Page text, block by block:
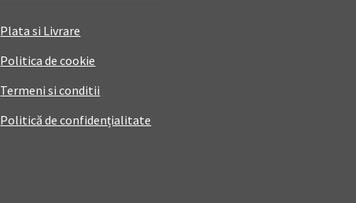
Plata si Livrare
Politica de cookie
Termeni si conditii
Politică de confidențialitate